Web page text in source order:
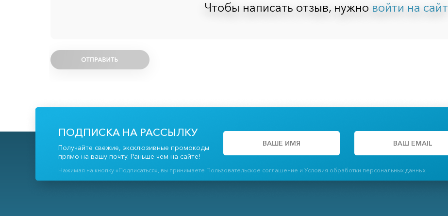
Чтобы написать отзыв, нужно войти на сайт
ПОДПИСКА НА РАССЫЛКУ
Получайте свежие, эксклюзивные промокоды
прямо на вашу почту. Раньше чем на сайте!
Нажимая на кнопку «Подписаться», вы принимаете Пользовательское соглашение и Условия обработки персональных данных